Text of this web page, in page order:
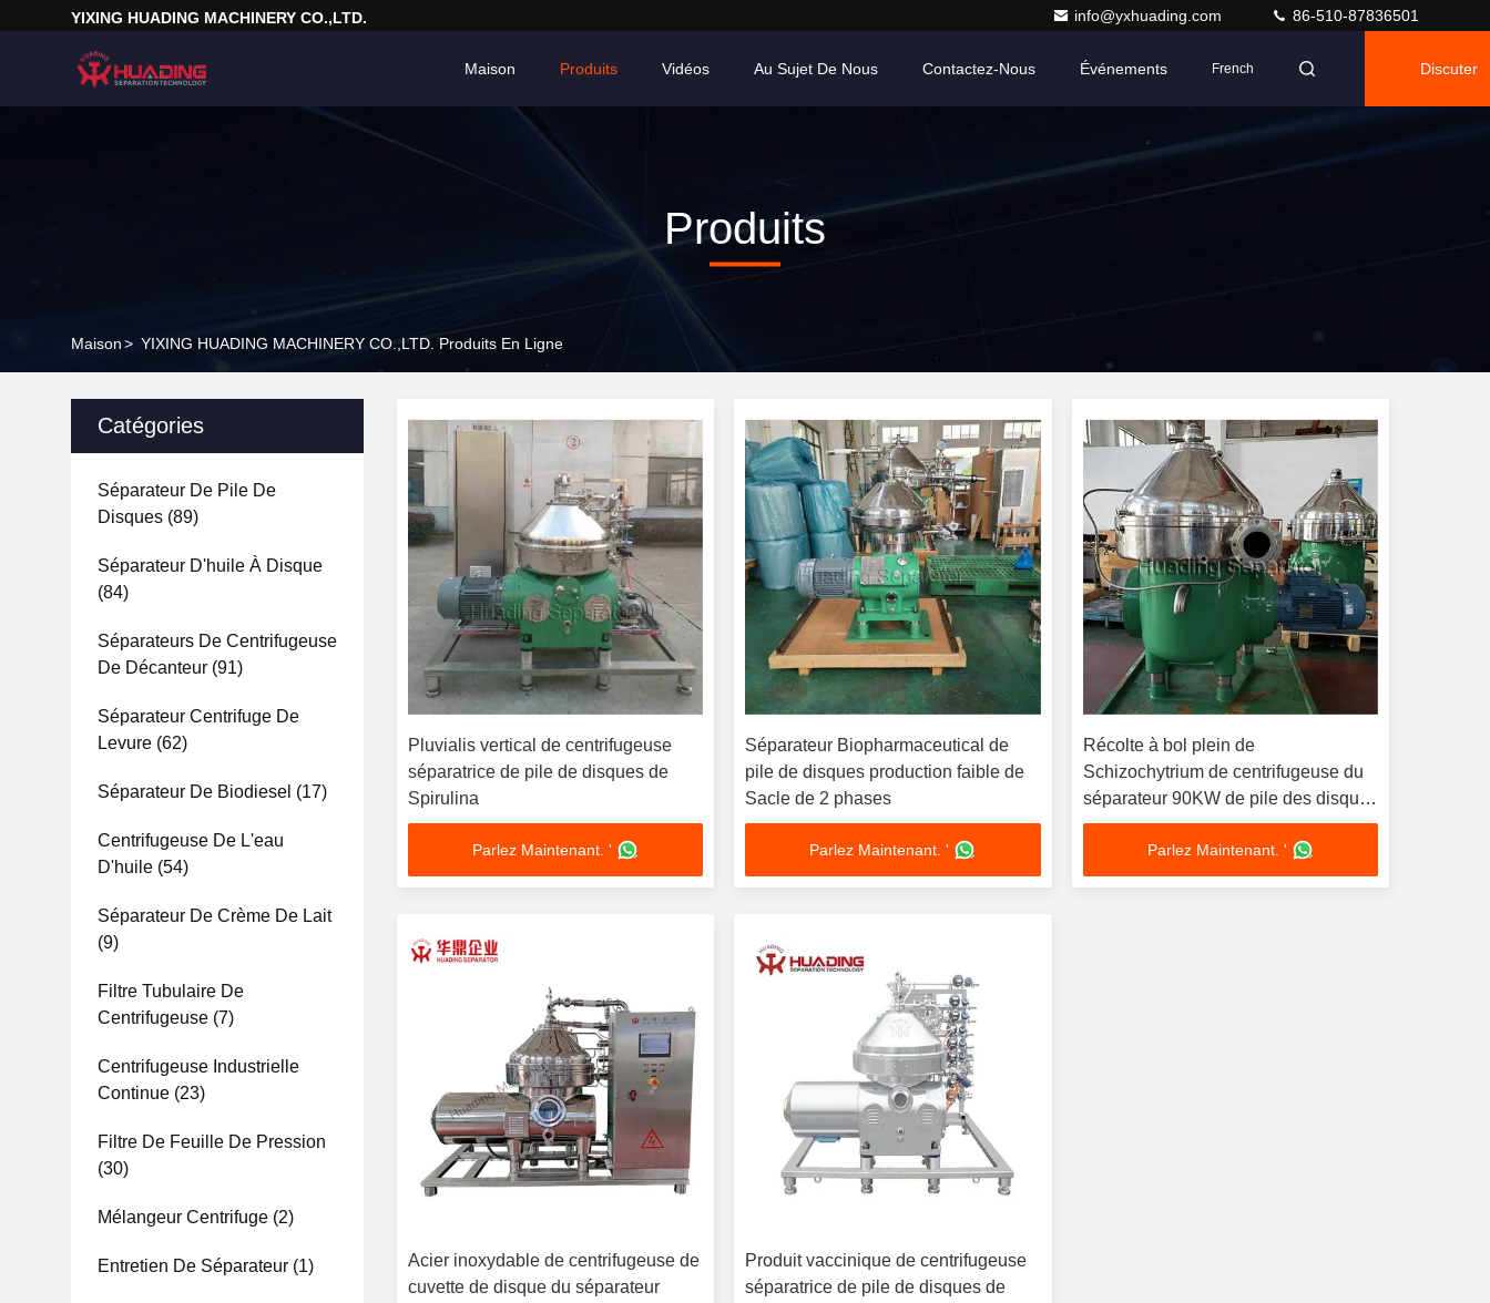
YIXING HUADING MACHINERY CO.,LTD. info@yxhuading.com 86-510-87836501
Maison Produits Vidéos Au Sujet De Nous Contactez-Nous Événements French Discuter
Produits
Maison> YIXING HUADING MACHINERY CO.,LTD. Produits En Ligne
Catégories
Séparateur De Pile De
Disques (89)
Séparateur D'huile À Disque
(84)
Séparateurs De Centrifugeuse
De Décanteur (91)
Séparateur Centrifuge De
Levure (62)
Séparateur De Biodiesel (17)
Centrifugeuse De L'eau
D'huile (54)
Séparateur De Crème De Lait
(9)
Filtre Tubulaire De
Centrifugeuse (7)
Centrifugeuse Industrielle
Continue (23)
Filtre De Feuille De Pression
(30)
Mélangeur Centrifuge (2)
Entretien De Séparateur (1)
Pluvialis vertical de centrifugeuse
séparatrice de pile de disques de
Spirulina
Parlez Maintenant. '
Séparateur Biopharmaceutical de
pile de disques production faible de
Sacle de 2 phases
Parlez Maintenant. '
Récolte à bol plein de
Schizochytrium de centrifugeuse du
séparateur 90KW de pile des disques
SUS304
Parlez Maintenant. '
Acier inoxydable de centrifugeuse de
cuvette de disque du séparateur
Produit vaccinique de centrifugeuse
séparatrice de pile de disques de